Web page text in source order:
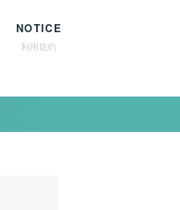
NOTICE
利用規約